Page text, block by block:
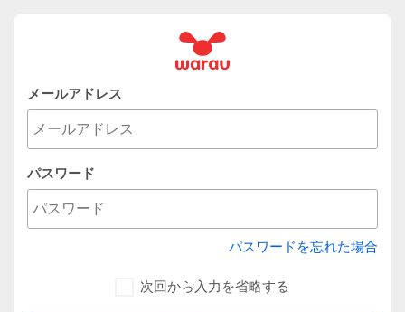
メールアドレス
パスワード
パスワードを忘れた場合
次回から入力を省略する